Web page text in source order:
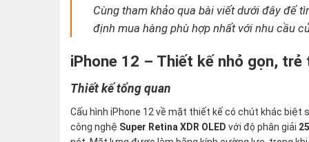
Cùng tham khảo qua bài viết dưới đây để
định mua hàng phù hợp nhất với nhu cầu
iPhone 12 – Thiết kế nhỏ gọn,
Thiết kế tổng quan
Cấu hình iPhone 12 về mặt thiết kế có chút khác biệt
công nghệ Super Retina XDR OLED với độ phân giải